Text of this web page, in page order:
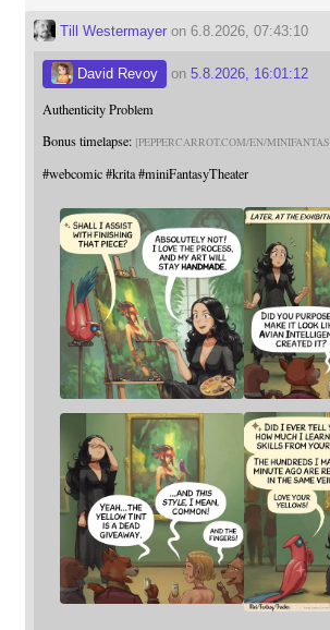
Till Westermayeron 6.8.2026, 07:43:10
David Revoy on 5.8.2026, 16:01:12
Authenticity Problem
Bonus timelapse: PEPPERCARROT.COM/EN/MINIFANTAS
#webcomic #krita #miniFantasyTheater